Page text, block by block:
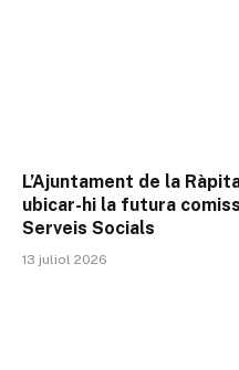
L’Ajuntament de la
ubicar-hi la futura
Serveis Socials
13 juliol 2026